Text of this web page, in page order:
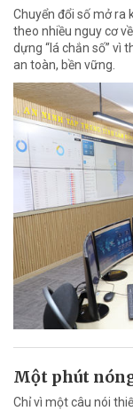
Chuyển đổi số mở ra
theo nhiều nguy cơ
dựng “lá chắn số” vì
an toàn, bền vững.
Một phút
Chỉ vì một câu nói